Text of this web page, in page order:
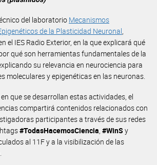
del laboratorio Mecanismos
de la Plasticidad Neuronal,
el IES Radio Exterior, en la que explicará qué
qué son herramientas fundamentales de la
su relevancia en neurociencia para
moleculares y epigenéticas en las neuronas.
que se desarrollan estas actividades, el
compartirá contenidos relacionados con
participantes a través de sus redes
#TodasHacemosCiencia, #WinS y
al 11F y a la visibilización de las